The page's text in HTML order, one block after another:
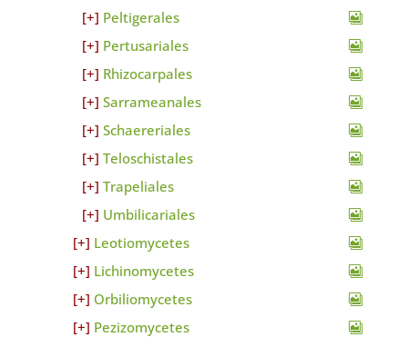
Peltigerales
Pertusariales
Rhizocarpales
Sarrameanales
Schaereriales
Teloschistales
Trapeliales
Umbilicariales
Leotiomycetes
Lichinomycetes
Orbiliomycetes
Pezizomycetes